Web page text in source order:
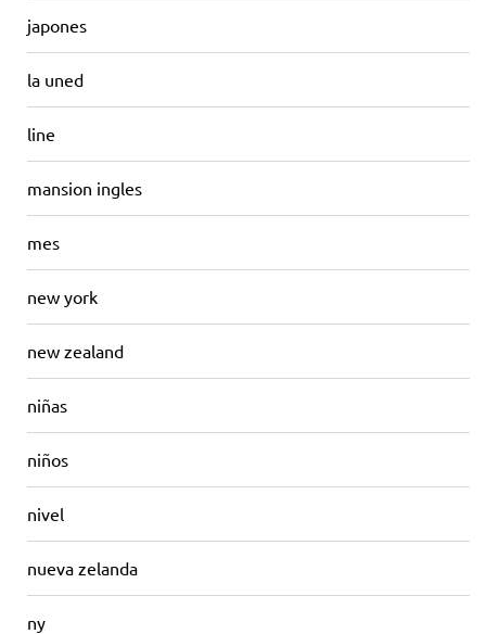
japones
la uned
line
mansion ingles
mes
new york
new zealand
niñas
niños
nivel
nueva zelanda
ny